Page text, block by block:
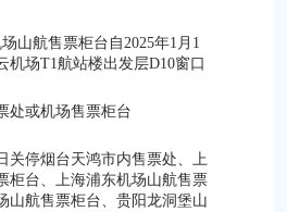
山航售票柜台自2025年1月1
机场T1航站楼出发层D10窗口
处或机场售票柜台
关停烟台天鸿市内售票处、上
柜台、上海浦东机场山航售票
山航售票柜台、贵阳龙洞堡山